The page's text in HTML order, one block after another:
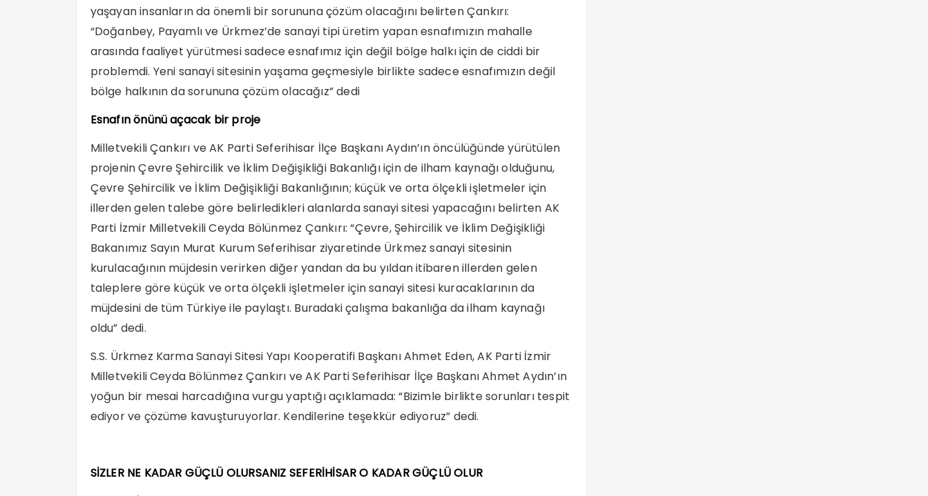
yaşayan insanların da önemli bir sorununa çözüm olacağını belirten Çankırı:
“Doğanbey, Payamlı ve Ürkmez’de sanayi tipi üretim yapan esnafımızın mahalle
arasında faaliyet yürütmesi sadece esnafımız için değil bölge halkı için de ciddi bir
problemdi. Yeni sanayi sitesinin yaşama geçmesiyle birlikte sadece esnafımızın değil
bölge halkının da sorununa çözüm olacağız” dedi
Esnafın önünü açacak bir proje
Milletvekili Çankırı ve AK Parti Seferihisar İlçe Başkanı Aydın’ın öncülüğünde yürütülen
projenin Çevre Şehircilik ve İklim Değişikliği Bakanlığı için de ilham kaynağı olduğunu,
Çevre Şehircilik ve İklim Değişikliği Bakanlığının; küçük ve orta ölçekli işletmeler için
illerden gelen talebe göre belirledikleri alanlarda sanayi sitesi yapacağını belirten AK
Parti İzmir Milletvekili Ceyda Bölünmez Çankırı: “Çevre, Şehircilik ve İklim Değişikliği
Bakanımız Sayın Murat Kurum Seferihisar ziyaretinde Ürkmez sanayi sitesinin
kurulacağının müjdesin verirken diğer yandan da bu yıldan itibaren illerden gelen
taleplere göre küçük ve orta ölçekli işletmeler için sanayi sitesi kuracaklarının da
müjdesini de tüm Türkiye ile paylaştı. Buradaki çalışma bakanlığa da ilham kaynağı
oldu” dedi.
S.S. Ürkmez Karma Sanayi Sitesi Yapı Kooperatifi Başkanı Ahmet Eden, AK Parti İzmir
Milletvekili Ceyda Bölünmez Çankırı ve AK Parti Seferihisar İlçe Başkanı Ahmet Aydın’ın
yoğun bir mesai harcadığına vurgu yaptığı açıklamada: “Bizimle birlikte sorunları tespit
ediyor ve çözüme kavuşturuyorlar. Kendilerine teşekkür ediyoruz” dedi.
SİZLER NE KADAR GÜÇLÜ OLURSANIZ SEFERİHİSAR O KADAR GÜÇLÜ OLUR